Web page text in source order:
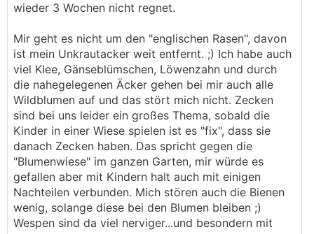
Wir sehen das hier bei Wiesen die seit 15Jahren
oder sonstwas hinkommt.
Vielfalt kommt oft nur wenn Heu von
artenreichen Wiesen zum Absamen hingeführt
wird, Eingesäät wird oder nach einem
Wiesenumbruch artenreiches Saatgut verwendet
wird.
Aber die Vegetation inAT kenne ich nicht,
vielleicht ist die Situation anders bei euch.
wieder 3 Wochen nicht regnet.
Mir geht es nicht um den "englischen Rasen", davon
ist mein Unkrautacker weit entfernt. ;) Ich habe auch
viel Klee, Gänseblümschen, Löwenzahn und durch
die nahegelegenen Äcker gehen bei mir auch alle
Wildblumen auf und das stört mich nicht. Zecken
sind bei uns leider ein großes Thema, sobald die
Kinder in einer Wiese spielen ist es "fix", dass sie
danach Zecken haben. Das spricht gegen die
"Blumenwiese" im ganzen Garten, mir würde es
gefallen aber mit Kindern halt auch mit einigen
Nachteilen verbunden. Mich stören auch die Bienen
wenig, solange diese bei den Blumen bleiben ;)
Wespen sind da viel nerviger...und besondern mit